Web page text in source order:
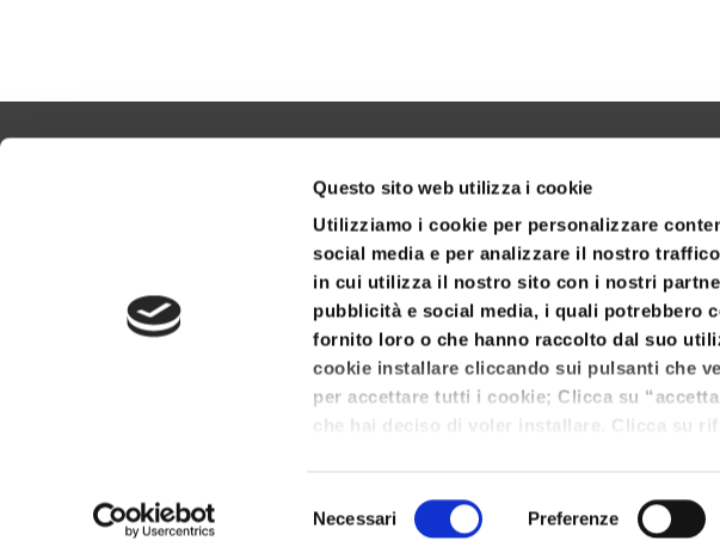
Questo sito web utilizza i cookie
Utilizziamo i cookie per personalizzare
social media e per analizzare il nostro
in cui utilizza il nostro sito con i nostri
pubblicità e social media, i quali potrebbero
fornito loro o che hanno raccolto dal suo
cookie installare cliccando sui pulsanti che
per accettare tutti i cookie; Clicca su
che hai deciso di voler installare. Clicca su
del
Necessari Preferenze